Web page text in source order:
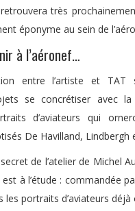
très
éponyme au sein de
à l’aéronef…
entre l’artiste et TAT
se concrétiser avec
d’aviateurs qui
De Havilland, Lindbergh
de l’atelier de Michel
à l’étude : commandée
les portraits d’aviateurs déjà